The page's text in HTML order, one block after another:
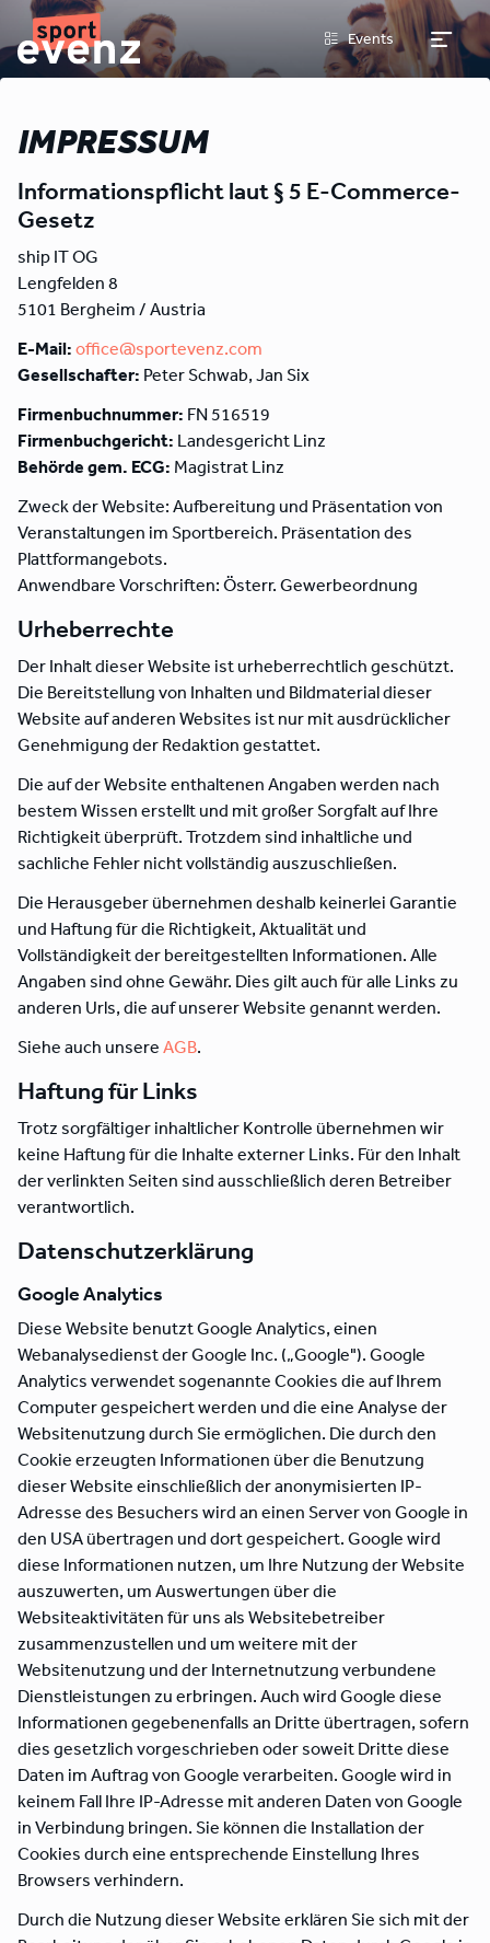
Events
IMPRESSUM
Informationspflicht laut § 5 E-Commerce-
Gesetz
ship IT OG
Lengfelden 8
5101 Bergheim / Austria
E-Mail: office@sportevenz.com
Gesellschafter: Peter Schwab, Jan Six
Firmenbuchnummer: FN 516519
Firmenbuchgericht: Landesgericht Linz
Behörde gem. ECG: Magistrat Linz
Zweck der Website: Aufbereitung und Präsentation von
Veranstaltungen im Sportbereich. Präsentation des
Plattformangebots.
Anwendbare Vorschriften: Österr. Gewerbeordnung
Urheberrechte
Der Inhalt dieser Website ist urheberrechtlich geschützt.
Die Bereitstellung von Inhalten und Bildmaterial dieser
Website auf anderen Websites ist nur mit ausdrücklicher
Genehmigung der Redaktion gestattet.
Die auf der Website enthaltenen Angaben werden nach
bestem Wissen erstellt und mit großer Sorgfalt auf Ihre
Richtigkeit überprüft. Trotzdem sind inhaltliche und
sachliche Fehler nicht vollständig auszuschließen.
Die Herausgeber übernehmen deshalb keinerlei Garantie
und Haftung für die Richtigkeit, Aktualität und
Vollständigkeit der bereitgestellten Informationen. Alle
Angaben sind ohne Gewähr. Dies gilt auch für alle Links zu
anderen Urls, die auf unserer Website genannt werden.
Siehe auch unsere AGB.
Haftung für Links
Trotz sorgfältiger inhaltlicher Kontrolle übernehmen wir
keine Haftung für die Inhalte externer Links. Für den Inhalt
der verlinkten Seiten sind ausschließlich deren Betreiber
verantwortlich.
Datenschutzerklärung
Google Analytics
Diese Website benutzt Google Analytics, einen
Webanalysedienst der Google Inc. („Google"). Google
Analytics verwendet sogenannte Cookies die auf Ihrem
Computer gespeichert werden und die eine Analyse der
Websitenutzung durch Sie ermöglichen. Die durch den
Cookie erzeugten Informationen über die Benutzung
dieser Website einschließlich der anonymisierten IP-
Adresse des Besuchers wird an einen Server von Google in
den USA übertragen und dort gespeichert. Google wird
diese Informationen nutzen, um Ihre Nutzung der Website
auszuwerten, um Auswertungen über die
Websiteaktivitäten für uns als Websitebetreiber
zusammenzustellen und um weitere mit der
Websitenutzung und der Internetnutzung verbundene
Dienstleistungen zu erbringen. Auch wird Google diese
Informationen gegebenenfalls an Dritte übertragen, sofern
dies gesetzlich vorgeschrieben oder soweit Dritte diese
Daten im Auftrag von Google verarbeiten. Google wird in
keinem Fall Ihre IP-Adresse mit anderen Daten von Google
in Verbindung bringen. Sie können die Installation der
Cookies durch eine entsprechende Einstellung Ihres
Browsers verhindern.
Durch die Nutzung dieser Website erklären Sie sich mit der